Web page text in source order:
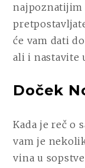
najpoznatijim
će vam dati
ali i nastavite
Doček
Kada je reč o
vam je
vina u